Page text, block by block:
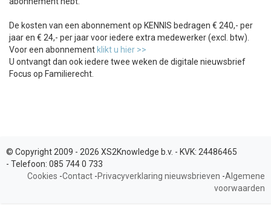
De kosten van een abonnement op KENNIS bedragen € 240,- per
jaar en € 24,- per jaar voor iedere extra medewerker (excl. btw).
Voor een abonnement klikt u hier >>
U ontvangt dan ook iedere twee weken de digitale nieuwsbrief
Focus op Familierecht.
© Copyright 2009 - 2026 XS2Knowledge b.v. - KVK: 24486465
- Telefoon: 085 744 0 733
Cookies -Contact -Privacyverklaring nieuwsbrieven -Algemene
voorwaarden